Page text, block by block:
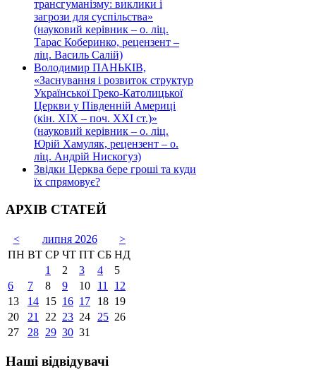
трансгуманізму: виклики і
загрози для суспільства»
(науковий керівник – о. ліц.
Тарас Коберинко, рецензент –
ліц. Василь Салій)
Володимир ПАНЬКІВ,
«Заснування і розвиток структур
Української Греко-Католицької
Церкви у Південній Америці
(кін. ХІХ – поч. ХХІ ст.)»
(науковий керівник – о. ліц.
Юрій Хамуляк, рецензент – о.
ліц. Андрій Нискогуз)
Звідки Церква бере гроші та куди
їх спрямовує?
АРХІВ СТАТЕЙ
< липня 2026
>
ПН ВТ СР ЧТ ПТ СБ НД
1
2 3 4
5
6
7 8 9 10 11
12
13
14 15 16 17 18 19
20
21 22 23 24 25 26
27
28 29 30 31
Наші відвідувачі